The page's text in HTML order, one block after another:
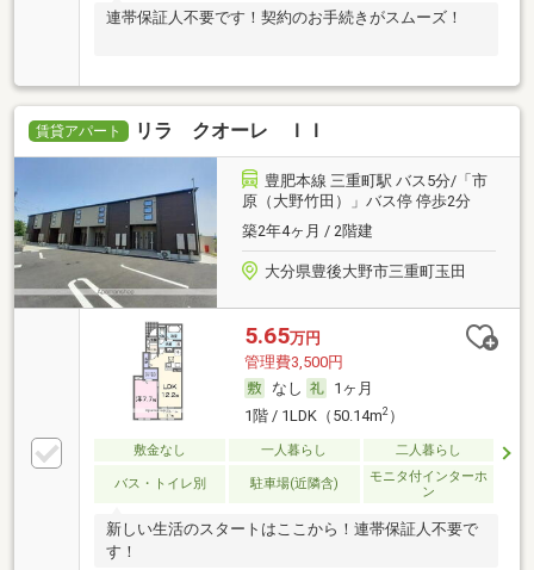
連帯保証人不要です！契約のお手続きがスムーズ！
賃貸アパート リラ クオーレ ＩＩ
豊肥本線 三重町駅 バス5分/「市
原（大野竹田）」バス停 停歩2分
築2年4ヶ月 / 2階建
大分県豊後大野市三重町玉田
5.65万円
管理費3,500円
なし
1ヶ月
1階 / 1LDK（50.14m2）
敷金なし 一人暮らし 二人暮らし
バス・トイレ別 駐車場(近隣含)
モニタ付インターホ
ン
新しい生活のスタートはここから！連帯保証人不要で
す！